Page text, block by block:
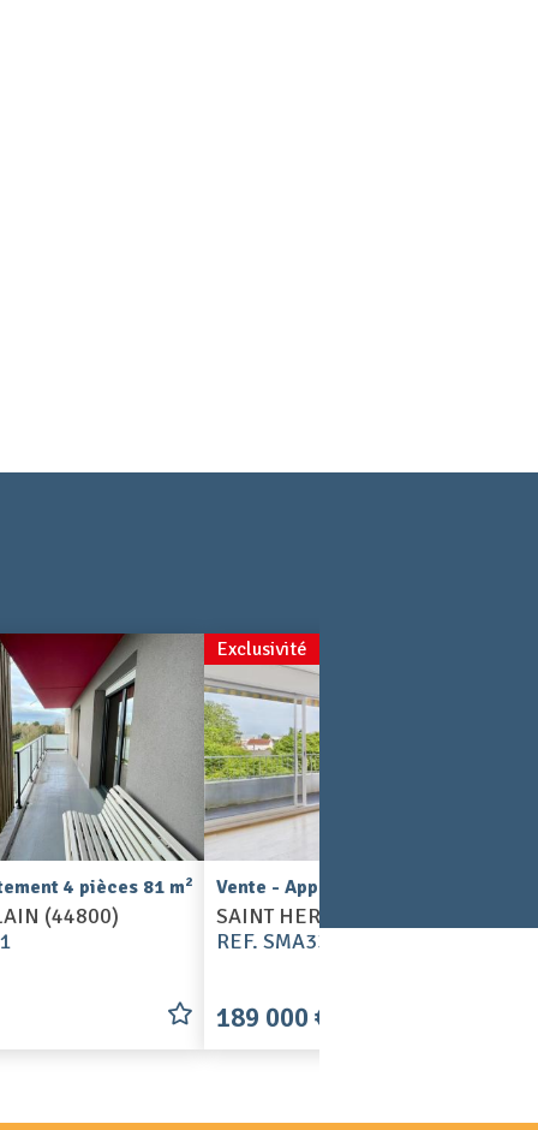
4 pièces 81 m2
(44800)
Exclusivité
Vente - Appartement 5 pièces 93 m
SAINT HERBLAIN (44800)
REF. SMA3371-R-32
189 000 €